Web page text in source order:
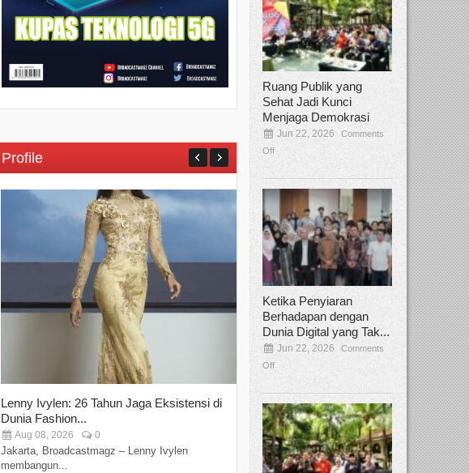
Profile
Lenny Ivylen: 26 Tahun Jaga Eksistensi di
Dunia Fashion...
Aug 08, 2026 0
Jakarta, Broadcastmagz – Lenny Ivylen
membangun...
Yan Senjaya, Kreativitas Lima
Sinema Indonesia
Dec 22, 2025 Comments Off
Jakarta, Broadcastmagz – Yan Senjaya
Ruang Publik yang
Sehat Jadi Kunci
Menjaga Demokrasi
Jun 22, 2026
Comments
Off
Ketika Penyiaran
Berhadapan dengan
Dunia Digital yang Tak...
Jun 22, 2026
Comments
Off